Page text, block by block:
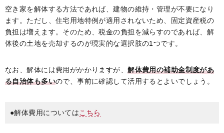
空き家を解体する方法であれば、建物の維持・管理が不要になり
ます。ただし、住宅用地特例が適用されないため、固定資産税の
負担は増えます。そのため、税金の負担を減らすのであれば、解
体後の土地を売却するのが現実的な選択肢の1つです。
なお、解体には費用がかかりますが、解体費用の補助金制度があ
る自治体も多いので、事前に確認して活用するとよいでしょう。
●解体費用についてはこちら